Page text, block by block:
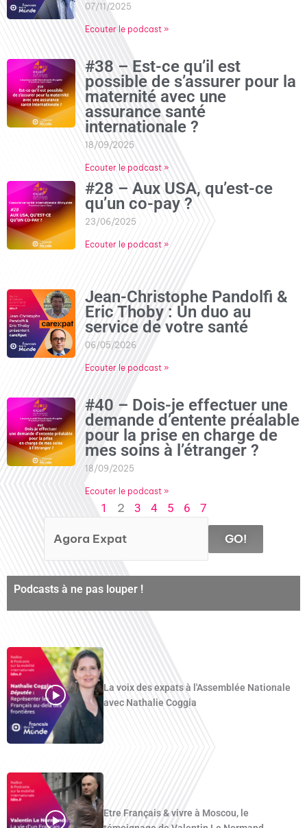
07/11/2025
Ecouter le podcast »
#38 – Est-ce qu’il est
possible de s’assurer pour la
maternité avec une
assurance santé
internationale ?
18/09/2025
Ecouter le podcast »
#28 – Aux USA, qu’est-ce
qu’un co-pay ?
23/06/2025
Ecouter le podcast »
Jean-Christophe Pandolfi &
Eric Thoby : Un duo au
service de votre santé
06/05/2026
Ecouter le podcast »
#40 – Dois-je effectuer une
demande d’entente préalable
pour la prise en charge de
mes soins à l’étranger ?
18/09/2025
Ecouter le podcast »
1 2 3 4 5 6 7
GO!
Podcasts à ne pas louper !
La voix des expats à l'Assemblée Nationale
avec Nathalie Coggia
Etre Français & vivre à Moscou, le